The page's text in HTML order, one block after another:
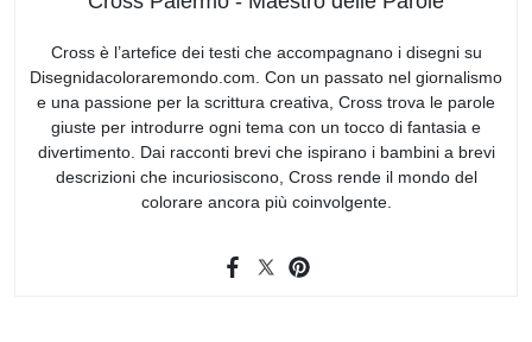
Cross è l’artefice dei testi che accompagnano i disegni su
Disegnidacoloraremondo.com. Con un passato nel giornalismo
e una passione per la scrittura creativa, Cross trova le parole
giuste per introdurre ogni tema con un tocco di fantasia e
divertimento. Dai racconti brevi che ispirano i bambini a brevi
descrizioni che incuriosiscono, Cross rende il mondo del
colorare ancora più coinvolgente.